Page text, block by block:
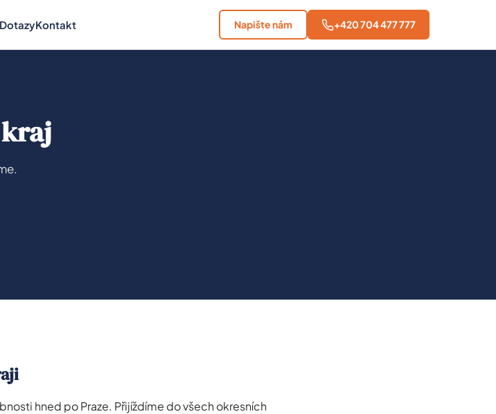
DotazyKontakt Napište nám +420 704 477 777
hned po Praze. Přijíždíme do všech okresních